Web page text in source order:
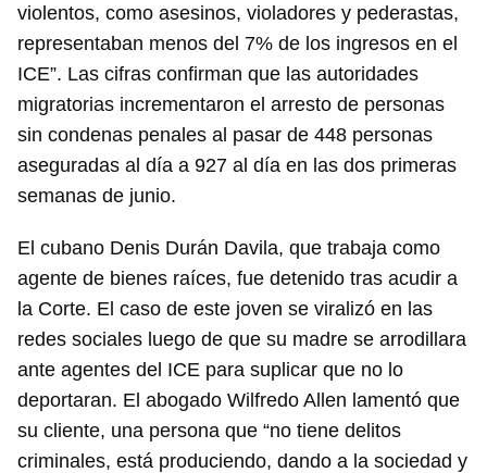
violentos, como asesinos, violadores y pederastas,
representaban menos del 7% de los ingresos en el
ICE”. Las cifras confirman que las autoridades
migratorias incrementaron el arresto de personas
sin condenas penales al pasar de 448 personas
aseguradas al día a 927 al día en las dos primeras
semanas de junio.
El cubano Denis Durán Davila, que trabaja como
agente de bienes raíces, fue detenido tras acudir a
la Corte. El caso de este joven se viralizó en las
redes sociales luego de que su madre se arrodillara
ante agentes del ICE para suplicar que no lo
deportaran. El abogado Wilfredo Allen lamentó que
su cliente, una persona que “no tiene delitos
criminales, está produciendo, dando a la sociedad y